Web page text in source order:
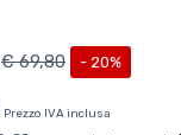
€ 69,80 - 20%
Prezzo IVA inclusa